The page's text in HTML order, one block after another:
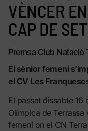
VÈNCER
CAP DE
Premsa Club Natació
El sènior femení
el CV Les
El passat dissabte 16
Olímpica de
femení on el CN